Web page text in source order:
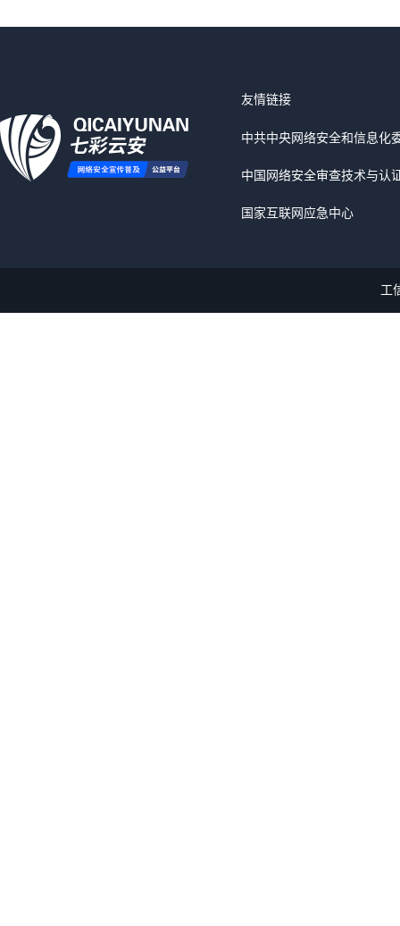
友情链接
中共中央网络安全和信息化
中国网络安全审查技术与认
国家互联网应急中心
工